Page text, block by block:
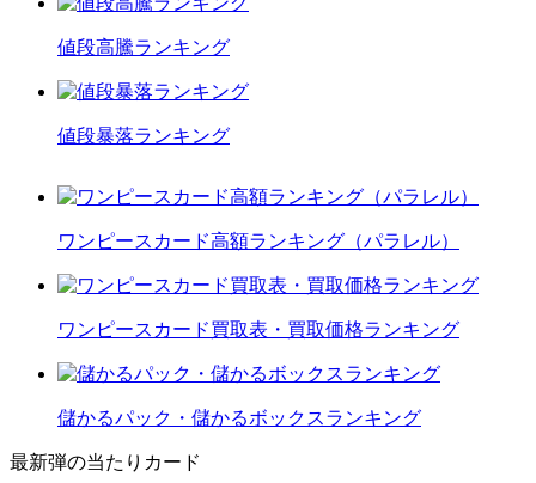
値段高騰ランキング
値段暴落ランキング
ワンピースカード高額ランキング（パラレル）
ワンピースカード買取表・買取価格ランキング
儲かるパック・儲かるボックスランキング
最新弾の当たりカード